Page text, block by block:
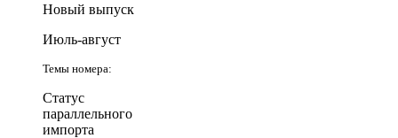
Новый выпуск
Июль-август
Темы номера:
Статус
параллельного
импорта